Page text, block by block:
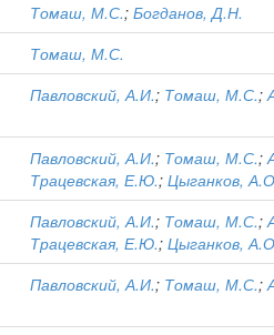
Томаш, М.С.; Богданов, Д.Н.
Томаш, М.С.
Павловский, А.И.; Томаш, М.С.;
Павловский, А.И.; Томаш, М.С.;
Трацевская, Е.Ю.; Цыганков,
Павловский, А.И.; Томаш, М.С.;
Трацевская, Е.Ю.; Цыганков,
Павловский, А.И.; Томаш, М.С.;